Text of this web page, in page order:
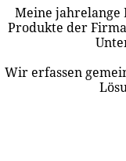
Meine jahrelange
Produkte der
Wir erfassen